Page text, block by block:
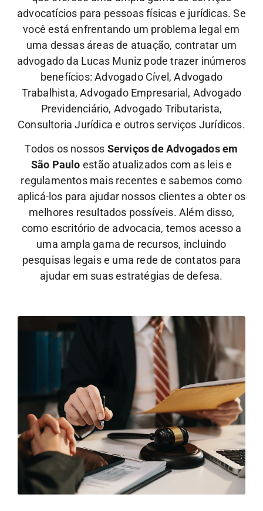
advocatícios para pessoas físicas e jurídicas. Se
você está enfrentando um problema legal em
uma dessas áreas de atuação, contratar um
advogado da Lucas Muniz pode trazer inúmeros
benefícios: Advogado Cível, Advogado
Trabalhista, Advogado Empresarial, Advogado
Previdenciário, Advogado Tributarista,
Consultoria Jurídica e outros serviços Jurídicos.
Todos os nossos Serviços de Advogados em
São Paulo estão atualizados com as leis e
regulamentos mais recentes e sabemos como
aplicá-los para ajudar nossos clientes a obter os
melhores resultados possíveis. Além disso,
como escritório de advocacia, temos acesso a
uma ampla gama de recursos, incluindo
pesquisas legais e uma rede de contatos para
ajudar em suas estratégias de defesa.